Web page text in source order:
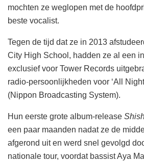
mochten ze weglopen met de
beste vocalist.
Tegen de tijd dat ze in 2013
City High School, hadden ze al een
exclusief voor Tower Records
radio-persoonlijkheden voor ‘All
(Nippon Broadcasting System).
Hun eerste grote album-release
een paar maanden nadat ze de
afgerond uit en werd snel gevolgd
nationale tour, voordat bassist Aya